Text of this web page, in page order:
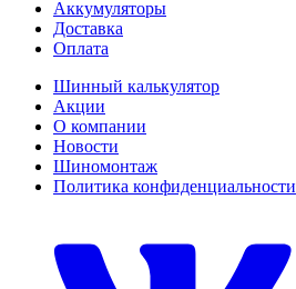
Аккумуляторы
Доставка
Оплата
Шинный калькулятор
Акции
О компании
Новости
Шиномонтаж
Политика конфиденциальности